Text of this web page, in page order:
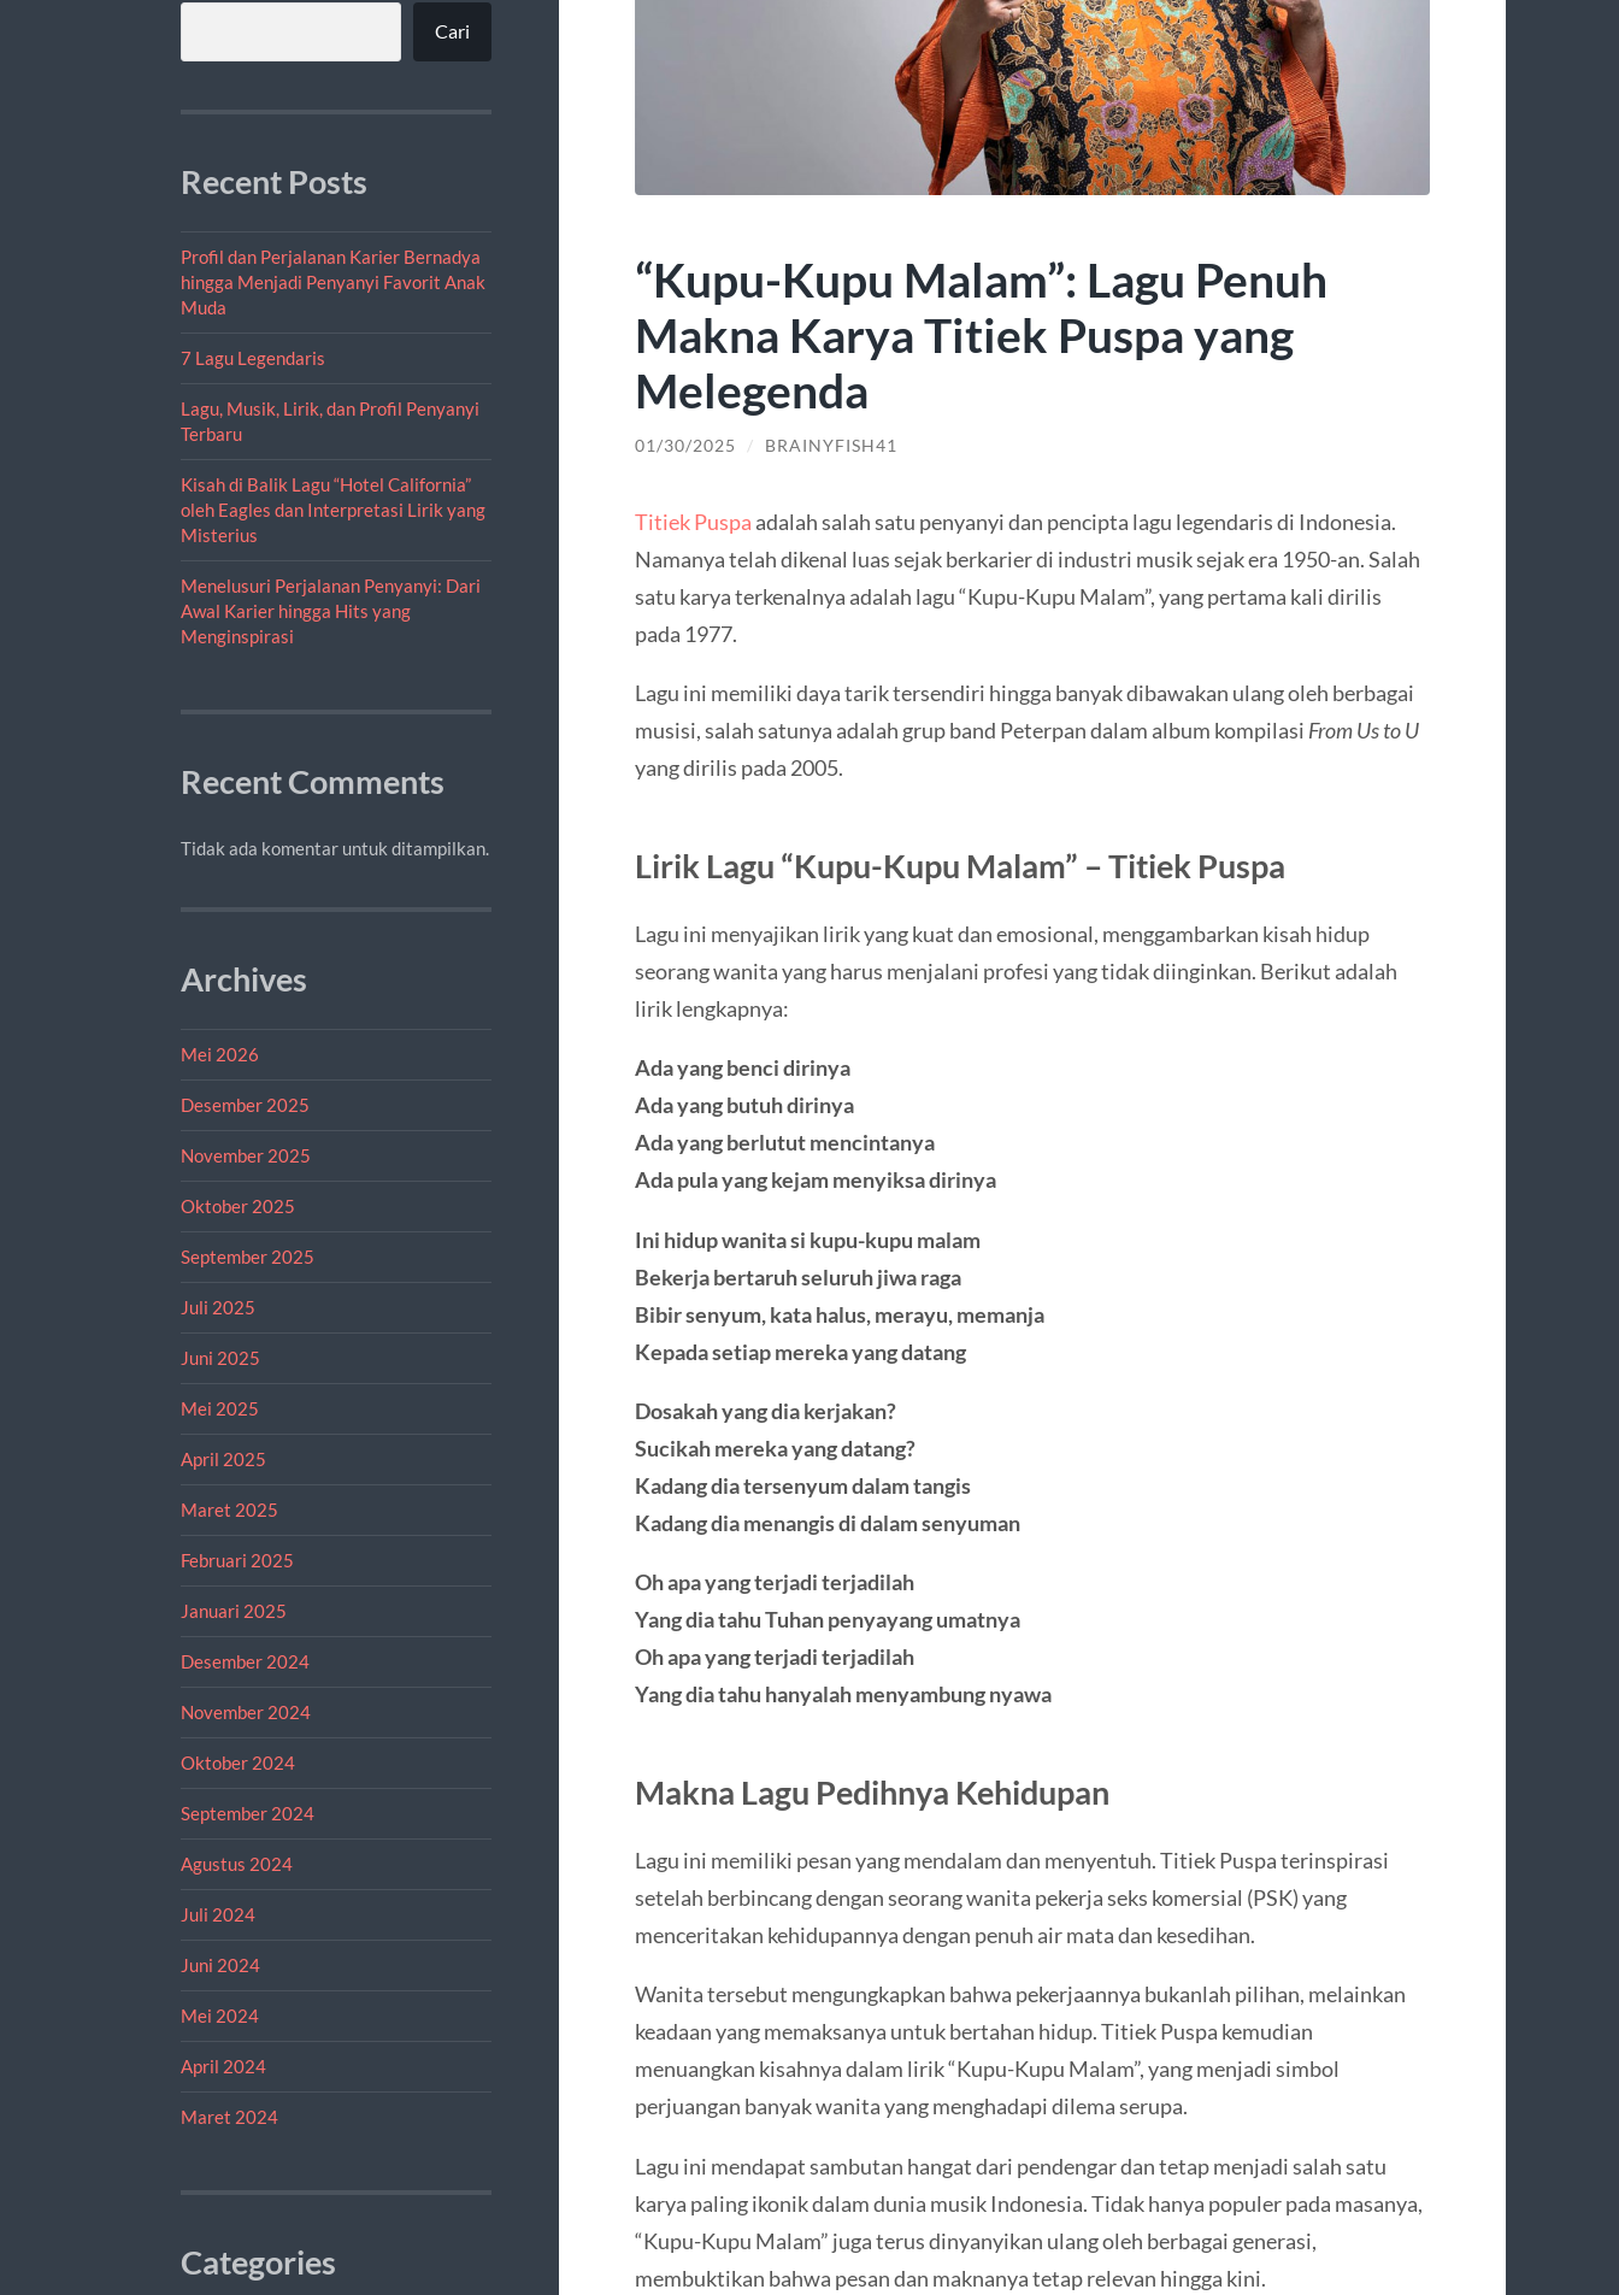
Cari
Recent Posts
Profil dan Perjalanan Karier Bernadya
hingga Menjadi Penyanyi Favorit Anak
Muda
7 Lagu Legendaris
Lagu, Musik, Lirik, dan Profil Penyanyi
Terbaru
Kisah di Balik Lagu “Hotel California”
oleh Eagles dan Interpretasi Lirik yang
Misterius
Menelusuri Perjalanan Penyanyi: Dari
Awal Karier hingga Hits yang
Menginspirasi
Recent Comments
Tidak ada komentar untuk ditampilkan.
Archives
Mei 2026
Desember 2025
November 2025
Oktober 2025
September 2025
Juli 2025
Juni 2025
Mei 2025
April 2025
Maret 2025
Februari 2025
Januari 2025
Desember 2024
November 2024
Oktober 2024
September 2024
Agustus 2024
Juli 2024
Juni 2024
Mei 2024
April 2024
Maret 2024
Categories
“Kupu-Kupu Malam”: Lagu Penuh
Makna Karya Titiek Puspa yang
Melegenda
01/30/2025 / BRAINYFISH41
Titiek Puspa adalah salah satu penyanyi dan pencipta lagu legendaris di Indonesia.
Namanya telah dikenal luas sejak berkarier di industri musik sejak era 1950-an. Salah
satu karya terkenalnya adalah lagu “Kupu-Kupu Malam”, yang pertama kali dirilis
pada 1977.
Lagu ini memiliki daya tarik tersendiri hingga banyak dibawakan ulang oleh berbagai
musisi, salah satunya adalah grup band Peterpan dalam album kompilasi From Us to U
yang dirilis pada 2005.
Lirik Lagu “Kupu-Kupu Malam” – Titiek Puspa
Lagu ini menyajikan lirik yang kuat dan emosional, menggambarkan kisah hidup
seorang wanita yang harus menjalani profesi yang tidak diinginkan. Berikut adalah
lirik lengkapnya:
Ada yang benci dirinya
Ada yang butuh dirinya
Ada yang berlutut mencintanya
Ada pula yang kejam menyiksa dirinya
Ini hidup wanita si kupu-kupu malam
Bekerja bertaruh seluruh jiwa raga
Bibir senyum, kata halus, merayu, memanja
Kepada setiap mereka yang datang
Dosakah yang dia kerjakan?
Sucikah mereka yang datang?
Kadang dia tersenyum dalam tangis
Kadang dia menangis di dalam senyuman
Oh apa yang terjadi terjadilah
Yang dia tahu Tuhan penyayang umatnya
Oh apa yang terjadi terjadilah
Yang dia tahu hanyalah menyambung nyawa
Makna Lagu Pedihnya Kehidupan
Lagu ini memiliki pesan yang mendalam dan menyentuh. Titiek Puspa terinspirasi
setelah berbincang dengan seorang wanita pekerja seks komersial (PSK) yang
menceritakan kehidupannya dengan penuh air mata dan kesedihan.
Wanita tersebut mengungkapkan bahwa pekerjaannya bukanlah pilihan, melainkan
keadaan yang memaksanya untuk bertahan hidup. Titiek Puspa kemudian
menuangkan kisahnya dalam lirik “Kupu-Kupu Malam”, yang menjadi simbol
perjuangan banyak wanita yang menghadapi dilema serupa.
Lagu ini mendapat sambutan hangat dari pendengar dan tetap menjadi salah satu
karya paling ikonik dalam dunia musik Indonesia. Tidak hanya populer pada masanya,
“Kupu-Kupu Malam” juga terus dinyanyikan ulang oleh berbagai generasi,
membuktikan bahwa pesan dan maknanya tetap relevan hingga kini.